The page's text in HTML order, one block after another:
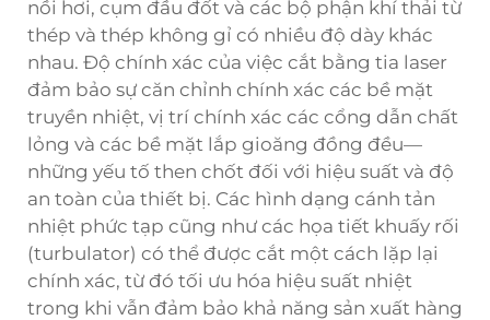
nồi hơi, cụm đầu đốt và các bộ phận khí thải từ
thép và thép không gỉ có nhiều độ dày khác
nhau. Độ chính xác của việc cắt bằng tia laser
đảm bảo sự căn chỉnh chính xác các bề mặt
truyền nhiệt, vị trí chính xác các cổng dẫn chất
lỏng và các bề mặt lắp gioăng đồng đều—
những yếu tố then chốt đối với hiệu suất và độ
an toàn của thiết bị. Các hình dạng cánh tản
nhiệt phức tạp cũng như các họa tiết khuấy rối
(turbulator) có thể được cắt một cách lặp lại
chính xác, từ đó tối ưu hóa hiệu suất nhiệt
trong khi vẫn đảm bảo khả năng sản xuất hàng